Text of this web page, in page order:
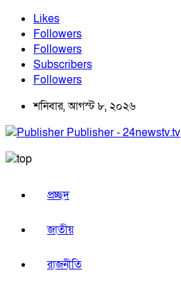
Likes
Followers
Followers
Subscribers
Followers
শনিবার, আগস্ট ৮, ২০২৬
Publisher - 24newstv.tv
প্রচ্ছদ
জাতীয়
রাজনীতি